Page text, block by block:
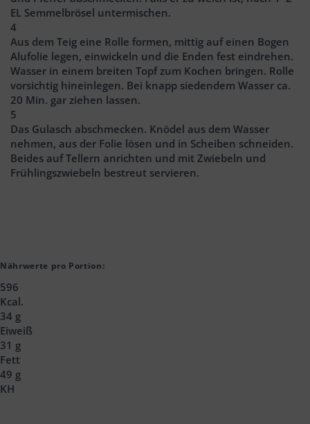
EL Semmelbrösel untermischen.
4
Aus dem Teig eine Rolle formen, mittig auf einen Bogen
Alufolie legen, einwickeln und die Enden fest eindrehen.
Wasser in einem breiten Topf zum Kochen bringen. Rolle
vorsichtig hineinlegen. Bei knapp siedendem Wasser ca.
20 Min. gar ziehen lassen.
5
Das Gulasch abschmecken. Knödel aus dem Wasser
nehmen, aus der Folie lösen und in Scheiben schneiden.
Beides auf Tellern anrichten und mit Zwiebeln und
Frühlingszwiebeln bestreut servieren.
Nährwerte pro Portion:
596
Kcal.
34 g
Eiweiß
31 g
Fett
49 g
KH